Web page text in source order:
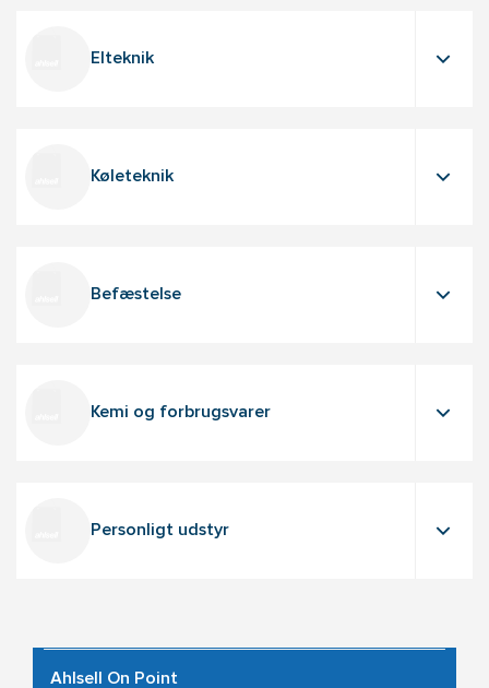
Elteknik
Køleteknik
Befæstelse
Kemi og forbrugsvarer
Personligt udstyr
Ahlsell On Point